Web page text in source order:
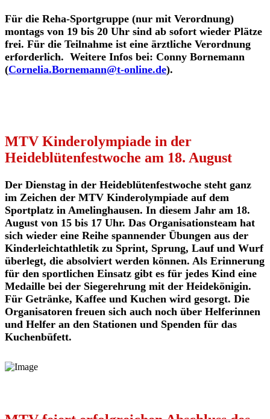
Für die Reha-Sportgruppe (nur mit Verordnung)
montags von 19 bis 20 Uhr sind ab sofort wieder Plätze
frei. Für die Teilnahme ist eine ärztliche Verordnung
erforderlich. Weitere Infos bei: Conny Bornemann
(Cornelia.Bornemann@t-online.de).
MTV Kinderolympiade in der
Heideblütenfestwoche am 18. August
Der Dienstag in der Heideblütenfestwoche steht ganz
im Zeichen der MTV Kinderolympiade auf dem
Sportplatz in Amelinghausen. In diesem Jahr am 18.
August von 15 bis 17 Uhr. Das Organisationsteam hat
sich wieder eine Reihe spannender Übungen aus der
Kinderleichtathletik zu Sprint, Sprung, Lauf und Wurf
überlegt, die absolviert werden können. Als Erinnerung
für den sportlichen Einsatz gibt es für jedes Kind eine
Medaille bei der Siegerehrung mit der Heidekönigin.
Für Getränke, Kaffee und Kuchen wird gesorgt. Die
Organisatoren freuen sich auch noch über Helferinnen
und Helfer an den Stationen und Spenden für das
Kuchenbüfett.